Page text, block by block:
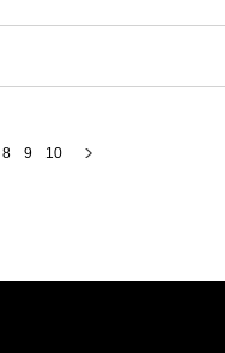
8 9 10